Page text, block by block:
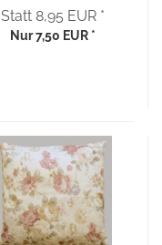
kariert 40x40
Statt 8,95 EUR *
Nur 7,50 EUR *